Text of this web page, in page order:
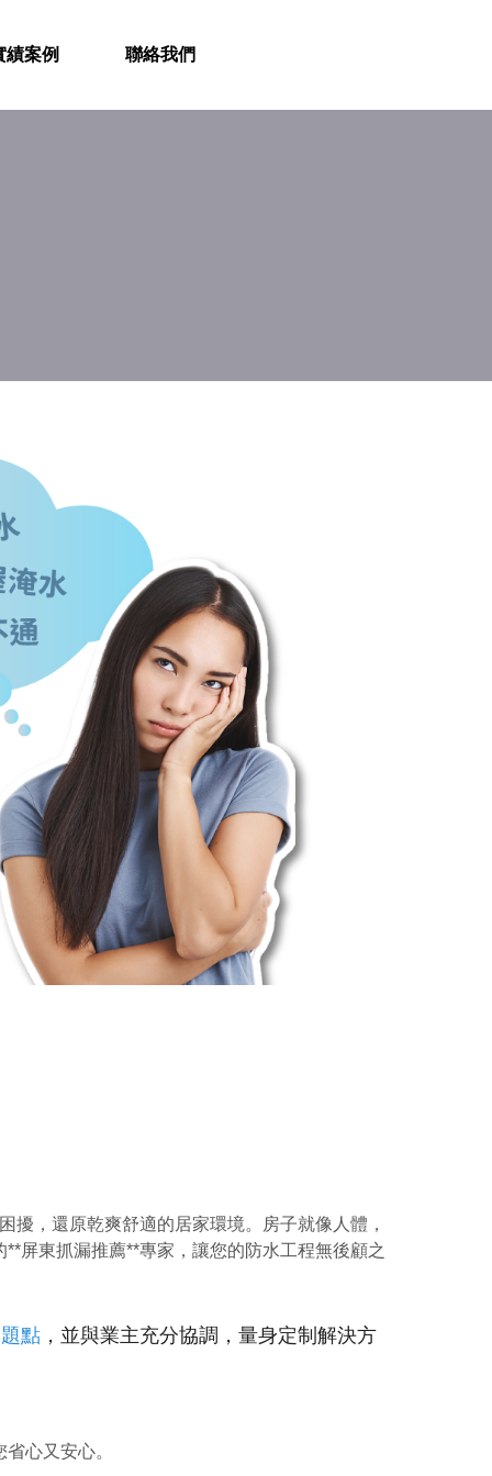
績案例 聯絡我們
，還原乾爽舒適的居家環境。房子就像人體，
屏東抓漏推薦**專家，讓您的防水工程無後顧之
點 ，並與業主充分協調，量身定制解決方
心又安心。